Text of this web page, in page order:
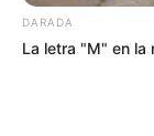
DARADA
La letra "M" en la